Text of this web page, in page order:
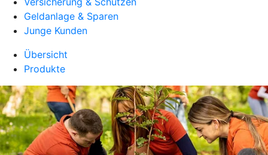
Geldanlage & Sparen
Junge Kunden
Übersicht
Produkte